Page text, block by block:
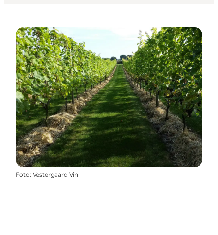
Foto: Vestergaard Vin